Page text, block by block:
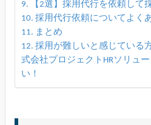
【2選】採用代行を依頼して
採用代行依頼についてよく
まとめ
採用が難しいと感じている
式会社プロジェクトHRソリュ
い！